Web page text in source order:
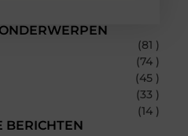
(81 )
(74 )
(45 )
(33 )
(14 )
BERICHTEN